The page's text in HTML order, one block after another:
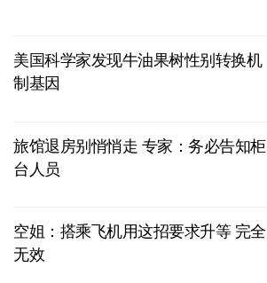
美国科学家发现牛油果树性别转换机
制基因
旅馆退房别悄悄走 专家：务必告知柜
台人员
空姐：搭乘飞机用这招要求升等 完全
无效